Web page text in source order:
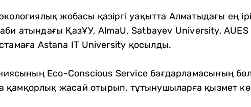
жобасы қазіргі уақытта Алматыдағы ең
атындағы ҚазҰУ, AlmaU, Satbayev University,
Astana IT University қосылды.
Eco-Conscious Service бағдарламасының
қамқорлық жасай отырып, тұтынушыларға қызмет